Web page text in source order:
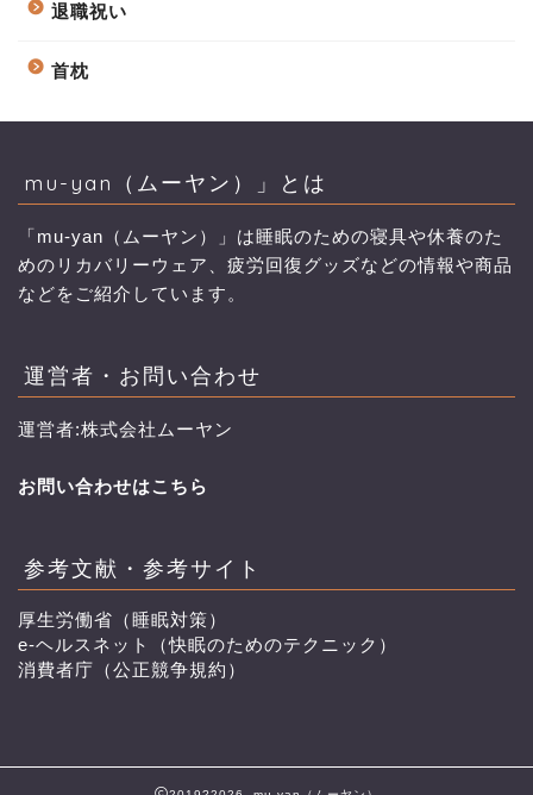
退職祝い
首枕
mu-yan（ムーヤン）」とは
「mu-yan（ムーヤン）」は睡眠のための寝具や休養のた
めのリカバリーウェア、疲労回復グッズなどの情報や商品
などをご紹介しています。
運営者・お問い合わせ
運営者:株式会社ムーヤン
お問い合わせはこちら
参考文献・参考サイト
厚生労働省（睡眠対策）
e-ヘルスネット（快眠のためのテクニック）
消費者庁（公正競争規約）